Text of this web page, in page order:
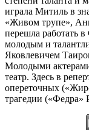
играла Митиль в
«Живом трупе»,
перешла работать
молодым и
Яковлевичем
Молодыми
театр. Здесь в
опереточных
трагедии («Федра»